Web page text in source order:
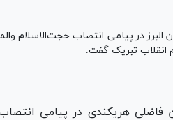
در پیامی انتصاب حجت‌الاسلام
انقلاب تبریک گفت.
هریکندی در پیامی انتصاب